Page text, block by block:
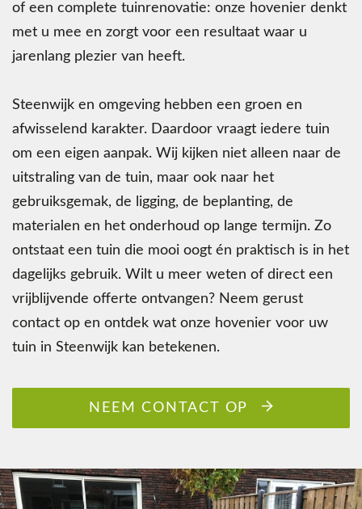
of een complete tuinrenovatie: onze hovenier denkt
met u mee en zorgt voor een resultaat waar u
jarenlang plezier van heeft.
Steenwijk en omgeving hebben een groen en
afwisselend karakter. Daardoor vraagt iedere tuin
om een eigen aanpak. Wij kijken niet alleen naar de
uitstraling van de tuin, maar ook naar het
gebruiksgemak, de ligging, de beplanting, de
materialen en het onderhoud op lange termijn. Zo
ontstaat een tuin die mooi oogt én praktisch is in het
dagelijks gebruik. Wilt u meer weten of direct een
vrijblijvende offerte ontvangen? Neem gerust
contact op en ontdek wat onze hovenier voor uw
tuin in Steenwijk kan betekenen.
NEEM CONTACT OP